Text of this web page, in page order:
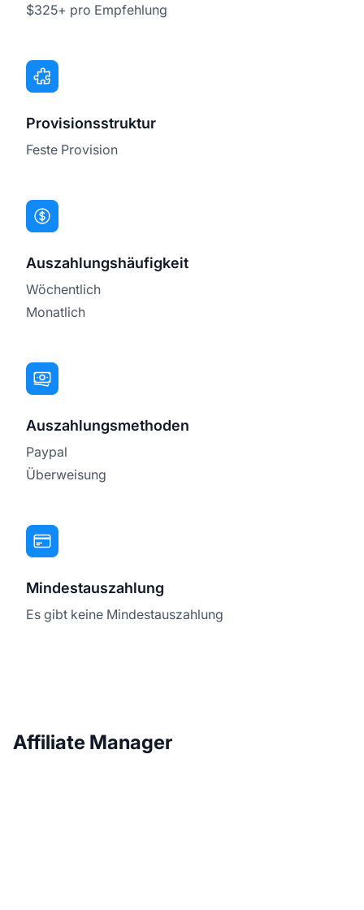
$325+ pro Empfehlung
Provisionsstruktur
Feste Provision
Auszahlungshäufigkeit
Wöchentlich
Monatlich
Auszahlungsmethoden
Paypal
Überweisung
Mindestauszahlung
Es gibt keine Mindestauszahlung
Affiliate Manager